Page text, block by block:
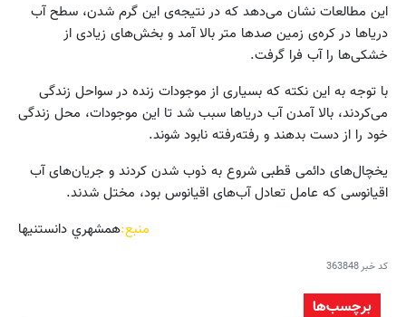
این مطالعات نشان می‌دهد که در نتیجه‌ی این گرم ‌شدن، سطح آب
دریاها در کره‌ی زمین صدها متر بالا آمد و بخش‌های زیادی از
خشکی‌ها را آب فرا گرفت.
با توجه به این نکته که بسیاری از موجودات زنده در سواحل زندگی
می‌کردند، بالا آمدن آب دریاها سبب شد تا این موجودات، محل زندگی
خود را از دست بدهند و رفته‌رفته نابود شوند.
یخچال‌های دائمی قطبی شروع به ذوب شدن کردند و جریان‌های آب
اقیانوسی که عامل تعادل آب‌های اقیانوس بود، مختل شدند.
منبع:همشهري دانستنيها
کد خبر363848
برچسب‌ها